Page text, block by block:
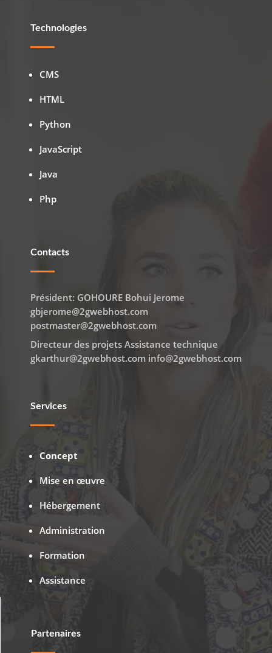
Technologies
CMS
HTML
Python
JavaScript
Java
Php
Contacts
Président: GOHOURE Bohui Jerome
gbjerome@2gwebhost.com
postmaster@2gwebhost.com
Directeur des projets Assistance technique
gkarthur@2gwebhost.com info@2gwebhost.com
Services
Concept
Mise en œuvre
Hébergement
Administration
Formation
Assistance
Partenaires